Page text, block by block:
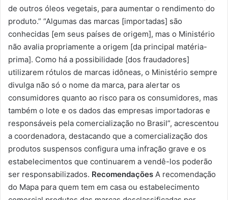
de outros óleos vegetais, para aumentar o rendimento do
produto.” “Algumas das marcas [importadas] são
conhecidas [em seus países de origem], mas o Ministério
não avalia propriamente a origem [da principal matéria-
prima]. Como há a possibilidade [dos fraudadores]
utilizarem rótulos de marcas idôneas, o Ministério sempre
divulga não só o nome da marca, para alertar os
consumidores quanto ao risco para os consumidores, mas
também o lote e os dados das empresas importadoras e
responsáveis pela comercialização no Brasil”, acrescentou
a coordenadora, destacando que a comercialização dos
produtos suspensos configura uma infração grave e os
estabelecimentos que continuarem a vendê-los poderão
ser responsabilizados. Recomendações A recomendação
do Mapa para quem tem em casa ou estabelecimento